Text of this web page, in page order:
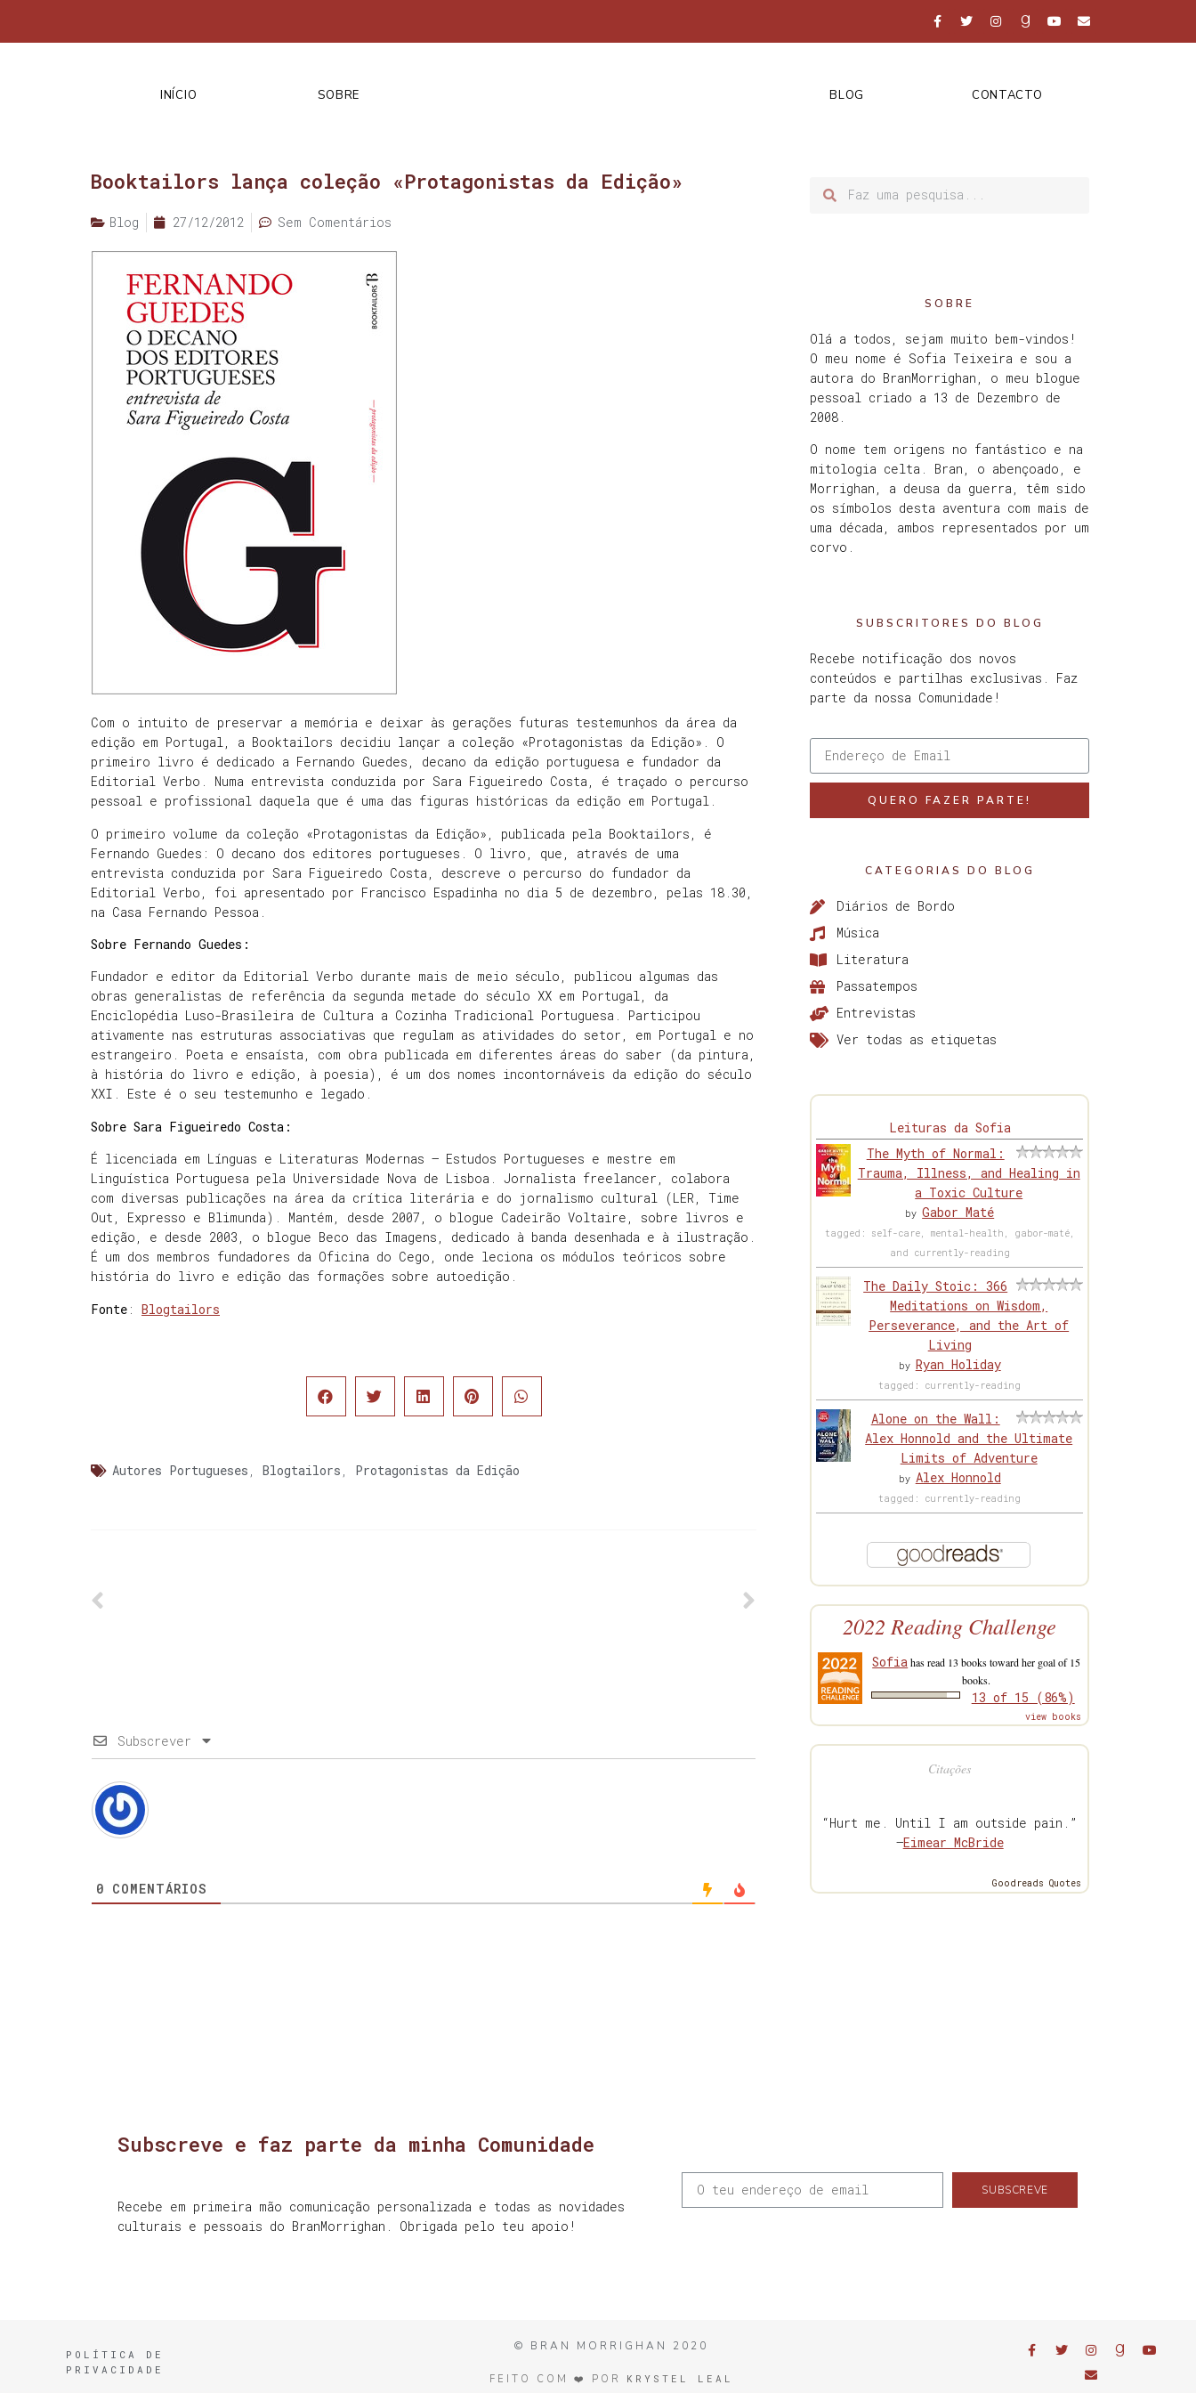
INÍCIO SOBRE BLOG CONTACTO
Booktailors lança coleção «Protagonistas da Edição»
Blog 27/12/2012 Sem Comentários
Com o intuito de preservar a memória e deixar às gerações futuras testemunhos da área da
edição em Portugal, a Booktailors decidiu lançar a coleção «Protagonistas da Edição». O
primeiro livro é dedicado a Fernando Guedes, decano da edição portuguesa e fundador da
Editorial Verbo. Numa entrevista conduzida por Sara Figueiredo Costa, é traçado o percurso
pessoal e profissional daquela que é uma das figuras históricas da edição em Portugal.
O primeiro volume da coleção «Protagonistas da Edição», publicada pela Booktailors, é
Fernando Guedes: O decano dos editores portugueses. O livro, que, através de uma
entrevista conduzida por Sara Figueiredo Costa, descreve o percurso do fundador da
Editorial Verbo, foi apresentado por Francisco Espadinha no dia 5 de dezembro, pelas 18.30,
na Casa Fernando Pessoa.
Sobre Fernando Guedes:
Fundador e editor da Editorial Verbo durante mais de meio século, publicou algumas das
obras generalistas de referência da segunda metade do século XX em Portugal, da
Enciclopédia Luso-Brasileira de Cultura a Cozinha Tradicional Portuguesa. Participou
ativamente nas estruturas associativas que regulam as atividades do setor, em Portugal e no
estrangeiro. Poeta e ensaísta, com obra publicada em diferentes áreas do saber (da pintura,
à história do livro e edição, à poesia), é um dos nomes incontornáveis da edição do século
XXI. Este é o seu testemunho e legado.
Sobre Sara Figueiredo Costa:
É licenciada em Línguas e Literaturas Modernas – Estudos Portugueses e mestre em
Linguística Portuguesa pela Universidade Nova de Lisboa. Jornalista freelancer, colabora
com diversas publicações na área da crítica literária e do jornalismo cultural (LER, Time
Out, Expresso e Blimunda). Mantém, desde 2007, o blogue Cadeirão Voltaire, sobre livros e
edição, e desde 2003, o blogue Beco das Imagens, dedicado à banda desenhada e à ilustração.
É um dos membros fundadores da Oficina do Cego, onde leciona os módulos teóricos sobre
história do livro e edição das formações sobre autoedição.
Fonte : Blogtailors
Autores Portugueses , Blogtailors , Protagonistas da Edição
Subscrever
0 COMENTÁRIOS
SOBRE
Olá a todos, sejam muito bem-vindos!
O meu nome é Sofia Teixeira e sou a
autora do BranMorrighan, o meu blogue
pessoal criado a 13 de Dezembro de
2008.
O nome tem origens no fantástico e na
mitologia celta. Bran, o abençoado, e
Morrighan, a deusa da guerra, têm sido
os símbolos desta aventura com mais de
uma década, ambos representados por um
corvo.
SUBSCRITORES DO BLOG
Recebe notificação dos novos
conteúdos e partilhas exclusivas. Faz
parte da nossa Comunidade!
QUERO FAZER PARTE!
CATEGORIAS DO BLOG
Diários de Bordo
Música
Literatura
Passatempos
Entrevistas
Ver todas as etiquetas
Leituras da Sofia
The Myth of Normal:
Trauma, Illness, and Healing in
a Toxic Culture
byGabor Maté
tagged: self-care, mental-health, gabor-maté,
and currently-reading
The Daily Stoic: 366
Meditations on Wisdom,
Perseverance, and the Art of
Living
by Ryan Holiday
tagged: currently-reading
Alone on the Wall:
Alex Honnold and the Ultimate
Limits of Adventure
by Alex Honnold
tagged: currently-reading
2022 Reading Challenge
Sofiahas read 13 books toward her goal of 15
books.
13 of 15 (86%)
view books
Citações
“Hurt me. Until I am outside pain.”
—Eimear McBride
Goodreads Quotes
Subscreve e faz parte da minha Comunidade
Recebe em primeira mão comunicação personalizada e todas as novidades
culturais e pessoais do BranMorrighan. Obrigada pelo teu apoio!
SUBSCREVE
POLÍTICA DE
PRIVACIDADE
© BRAN MORRIGHAN 2020
FEITO COM ❤️ POR KRYSTEL LEAL